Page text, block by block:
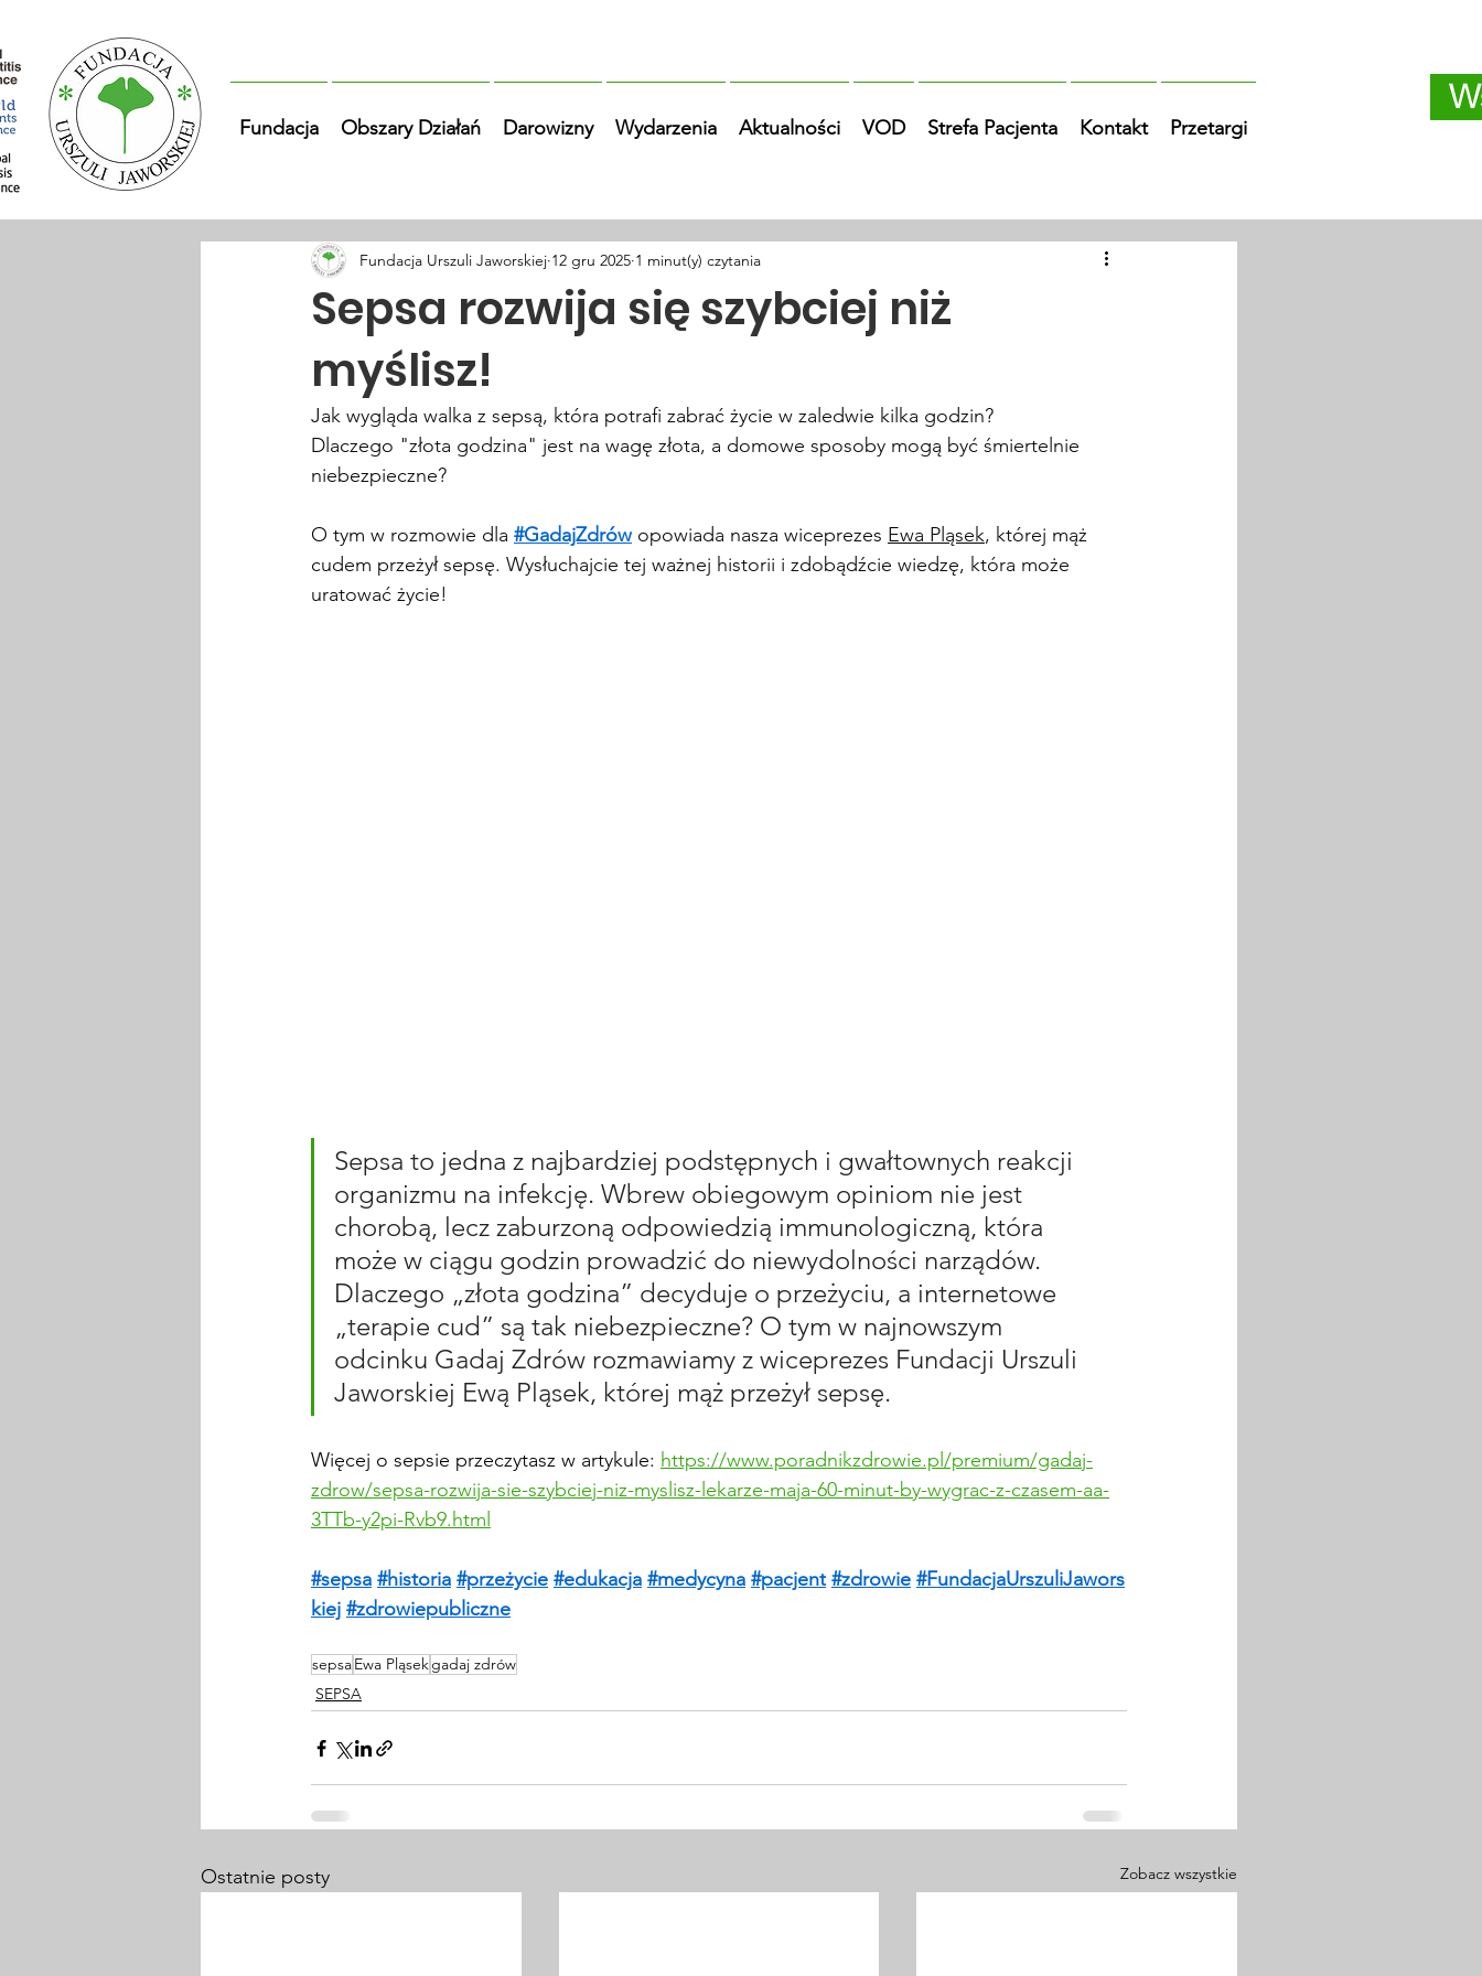
Fundacja Obszary Działań Darowizny Wydarzenia Aktualności VOD Strefa Pacjenta Kontakt Przetargi
Sepsa rozwija się szybciej niż
myślisz!
Fundacja Urszuli Jaworskiej 12 gru 2025 1 minut(y) czytania
Jak wygląda walka z sepsą, która potrafi zabrać życie w zaledwie kilka godzin?
Dlaczego "złota godzina" jest na wagę złota, a domowe sposoby mogą być śmiertelnie
niebezpieczne?
O tym w rozmowie dla #GadajZdrów opowiada nasza wiceprezes Ewa Pląsek, której mąż
cudem przeżył sepsę. Wysłuchajcie tej ważnej historii i zdobądźcie wiedzę, która może
uratować życie!
Sepsa to jedna z najbardziej podstępnych i gwałtownych reakcji
organizmu na infekcję. Wbrew obiegowym opiniom nie jest
chorobą, lecz zaburzoną odpowiedzią immunologiczną, która
może w ciągu godzin prowadzić do niewydolności narządów.
Dlaczego „złota godzina” decyduje o przeżyciu, a internetowe
„terapie cud” są tak niebezpieczne? O tym w najnowszym
odcinku Gadaj Zdrów rozmawiamy z wiceprezes Fundacji Urszuli
Jaworskiej Ewą Pląsek, której mąż przeżył sepsę.
Więcej o sepsie przeczytasz w artykule: https://www.poradnikzdrowie.pl/premium/gadaj-
zdrow/sepsa-rozwija-sie-szybciej-niz-myslisz-lekarze-maja-60-minut-by-wygrac-z-czasem-aa-
3TTb-y2pi-Rvb9.html
#sepsa #historia #przeżycie #edukacja #medycyna #pacjent #zdrowie #FundacjaUrszuliJawors
kiej #zdrowiepubliczne
sepsaEwa Pląsekgadaj zdrów
SEPSA
Ostatnie posty Zobacz wszystkie